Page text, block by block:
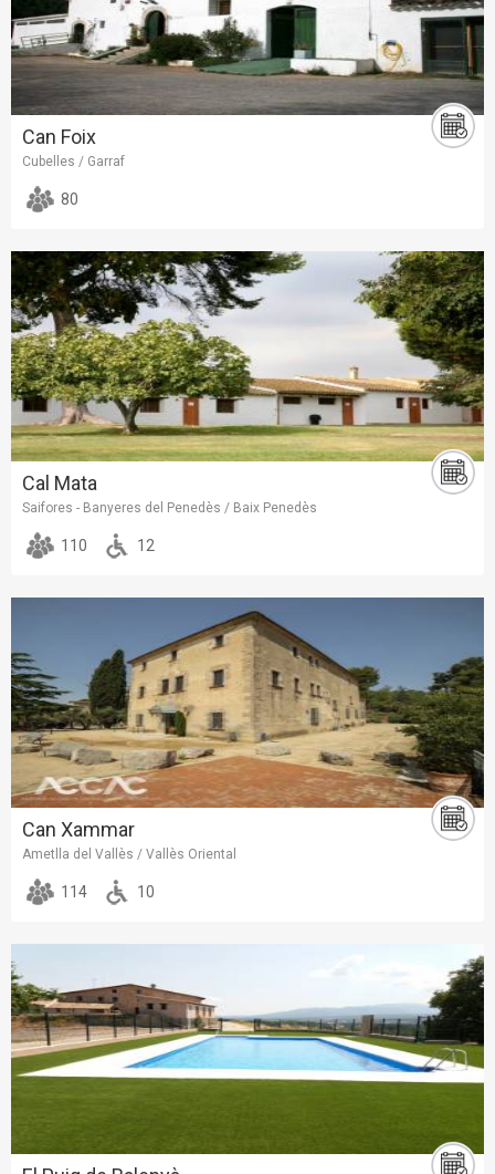
Can Foix
Cubelles / Garraf
80
Cal Mata
Saifores - Banyeres del Penedès / Baix Penedès
110 12
Can Xammar
Ametlla del Vallès / Vallès Oriental
114 10